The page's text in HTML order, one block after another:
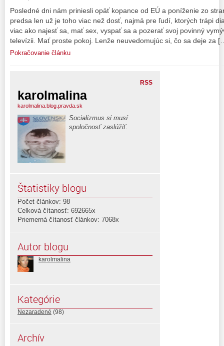
Posledné dni nám priniesli opäť kopance od EÚ a poníženie zo
predsa len už je toho viac než dosť, najmä pre ľudí, ktorých trápi
viac ako najesť sa, mať sex, vyspať sa a pozerať svoj povinný
televízii. Mať proste pokoj. Lenže neuvedomujúc si, čo sa deje za
Pokračovanie článku
RSS
karolmalina
karolmalina.blog.pravda.sk
Socializmus si musí
spoločnosť zaslúžiť.
Štatistiky blogu
Počet článkov: 98
Celková čítanosť: 692665x
Priemerná čítanosť článkov: 7068x
Autor blogu
karolmalina
Kategórie
Nezaradené (98)
Archív